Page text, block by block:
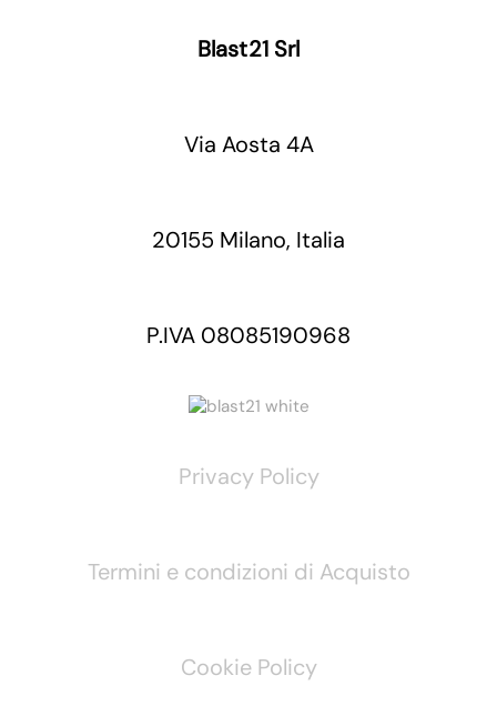
Blast21 Srl
Via Aosta 4A
20155 Milano, Italia
P.IVA 08085190968
Privacy Policy
Termini e condizioni di Acquisto
Cookie Policy